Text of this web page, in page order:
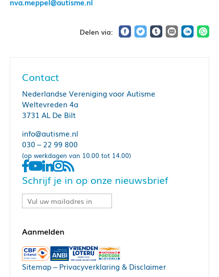
Contact
Nederlandse Vereniging voor Autisme
Weltevreden 4a
3731 AL De Bilt
info@autisme.nl
030 – 22 99 800
(op werkdagen van 10.00 tot 14.00)
Schrijf je in op onze nieuwsbrief
Sitemap– Privacyverklaring & Disclaimer